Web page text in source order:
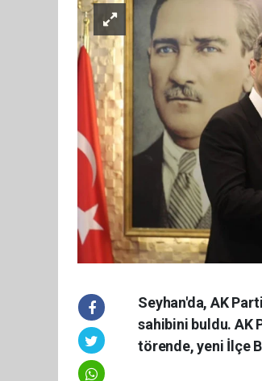
Seyhan'da, AK
sahibini buldu. AK
törende, yeni İlçe